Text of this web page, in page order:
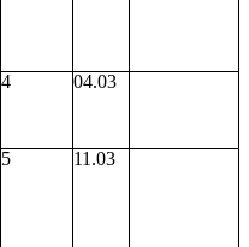
4 04.03
5 11.03